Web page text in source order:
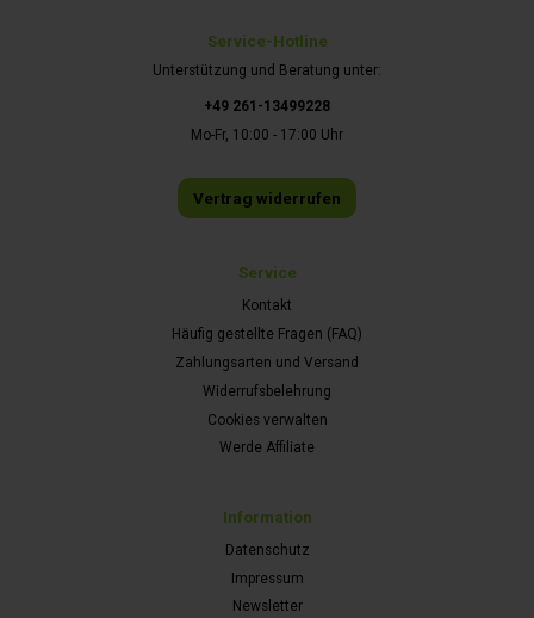
Service-Hotline
Unterstützung und Beratung unter:
+49 261-13499228
Mo-Fr, 10:00 - 17:00 Uhr
Vertrag widerrufen
Service
Kontakt
Häufig gestellte Fragen (FAQ)
Zahlungsarten und Versand
Widerrufsbelehrung
Cookies verwalten
Werde Affiliate
Information
Datenschutz
Impressum
Newsletter